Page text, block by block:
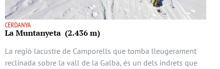
CERDANYA
La Muntanyeta (2.436 m)
La regió lacustre de Camporells que tomba lleugerament
reclinada sobre la vall de la Galba, és un dels indrets que